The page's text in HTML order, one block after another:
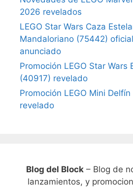
2026 revelados
LEGO Star Wars Caza
Mandaloriano (75442)
anunciado
Promoción LEGO Star Wars
(40917) revelado
Promoción LEGO Mini
revelado
Blog del Block– Blog de
lanzamientos, y